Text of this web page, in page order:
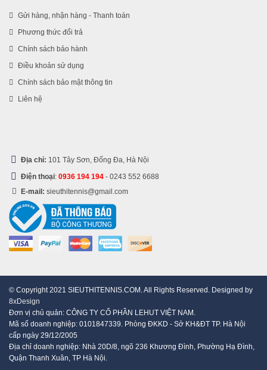
Gửi hàng, nhận hàng - Thanh toán
Phương thức đổi trả
Chính sách bảo hành
Điều khoản sử dụng
Chính sách bảo mật thông tin
Liên hệ
Địa chỉ: 101 Tây Sơn, Đống Đa, Hà Nội
Điện thoại: 0936 194 194 - 0243 552 6688
E-mail: sieuthitennis@gmail.com
© Copyright 2021 SIEUTHITENNIS.COM. All Rights Reserved. Designed by
8xDesign
Đơn vị chủ quản: CÔNG TY CỔ PHẦN LEHUT VIỆT NAM.
Mã số doanh nghiệp: 0101847339. Phòng ĐKKD - Sở KH&ĐT TP. Hà Nội
cấp ngày 29/12/2005
Địa chỉ doanh nghiệp: Nhà 20D/8, ngõ 236 Khương Đình, Phường Hạ Đình,
Quận Thanh Xuân, TP Hà Nội.